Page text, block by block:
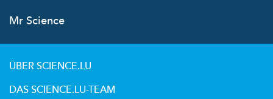
Mr Science
ÜBER SCIENCE.LU
DAS SCIENCE.LU-TEAM